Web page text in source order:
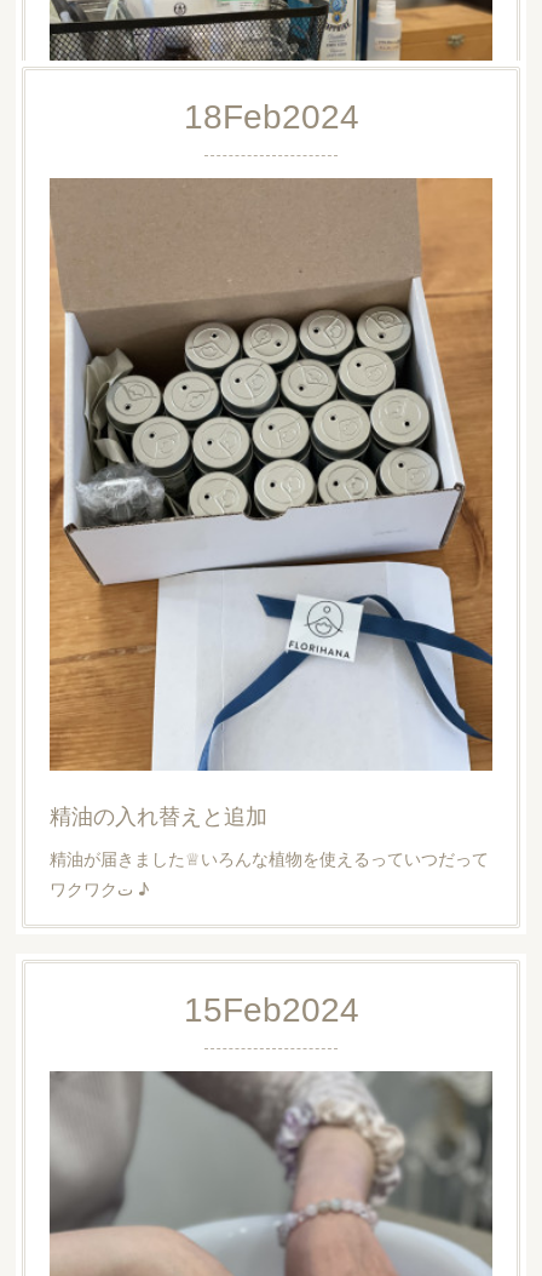
介護アロマテラピー応用
【介護アロマテラピー応用】先週の基礎に引き続きこちら
のクラスの開催でした。aroma Cherieオリジナルの講座
ですが介護の実務やアロマケアの経験を活かし、アロマ…
18Feb2024
精油の入れ替えと追加
精油が届きました♕いろんな植物を使えるっていつだって
ワクワクت ♪
15Feb2024